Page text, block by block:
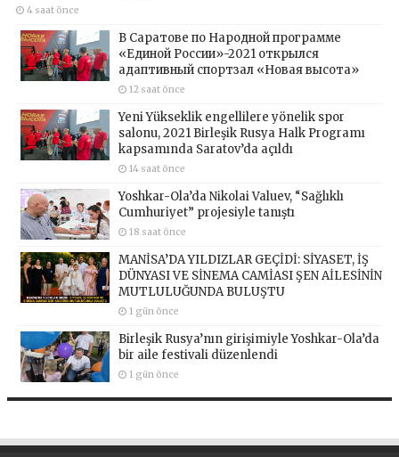
4 saat önce
В Саратове по Народной программе
«Единой России»-2021 открылся
адаптивный спортзал «Новая высота»
12 saat önce
Yeni Yükseklik engellilere yönelik spor
salonu, 2021 Birleşik Rusya Halk Programı
kapsamında Saratov’da açıldı
14 saat önce
Yoshkar-Ola’da Nikolai Valuev, “Sağlıklı
Cumhuriyet” projesiyle tanıştı
18 saat önce
MANİSA’DA YILDIZLAR GEÇİDİ: SİYASET, İŞ
DÜNYASI VE SİNEMA CAMİASI ŞEN AİLESİNİN
MUTLULUĞUNDA BULUŞTU
1 gün önce
Birleşik Rusya’nın girişimiyle Yoshkar-Ola’da
bir aile festivali düzenlendi
1 gün önce